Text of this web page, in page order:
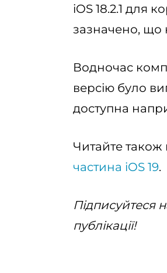
iOS 18.2.1 для
зазначено, що
Водночас
версію було
доступна
Читайте також
частина iOS 19.
Підписуйтеся
публікації!